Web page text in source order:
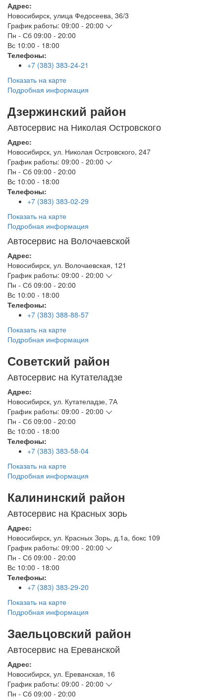
Адрес:
Новосибирск, улица Федосеева, 36/3
График работы: 09:00 - 20:00
Пн - Сб 09:00 - 20:00
Вс 10:00 - 18:00
Телефоны:
+7 (383) 383-24-21
Показать на карте
Подробная информация
Дзержинский район
Автосервис на Николая Островского
Адрес:
Новосибирск, ул. Николая Островского, 247
График работы: 09:00 - 20:00
Пн - Сб 09:00 - 20:00
Вс 10:00 - 18:00
Телефоны:
+7 (383) 383-02-29
Показать на карте
Подробная информация
Автосервис на Волочаевской
Адрес:
Новосибирск, ул. Волочаевская, 121
График работы: 09:00 - 20:00
Пн - Сб 09:00 - 20:00
Вс 10:00 - 18:00
Телефоны:
+7 (383) 388-88-57
Показать на карте
Подробная информация
Советский район
Автосервис на Кутателадзе
Адрес:
Новосибирск, ул. Кутателадзе, 7А
График работы: 09:00 - 20:00
Пн - Сб 09:00 - 20:00
Вс 10:00 - 18:00
Телефоны:
+7 (383) 383-58-04
Показать на карте
Подробная информация
Калининский район
Автосервис на Красных зорь
Адрес:
Новосибирск, ул. Красных Зорь, д.1а, бокс 109
График работы: 09:00 - 20:00
Пн - Сб 09:00 - 20:00
Вс 10:00 - 18:00
Телефоны:
+7 (383) 383-29-20
Показать на карте
Подробная информация
Заельцовский район
Автосервис на Ереванской
Адрес:
Новосибирск, ул. Ереванская, 16
График работы: 09:00 - 20:00
Пн - Сб 09:00 - 20:00